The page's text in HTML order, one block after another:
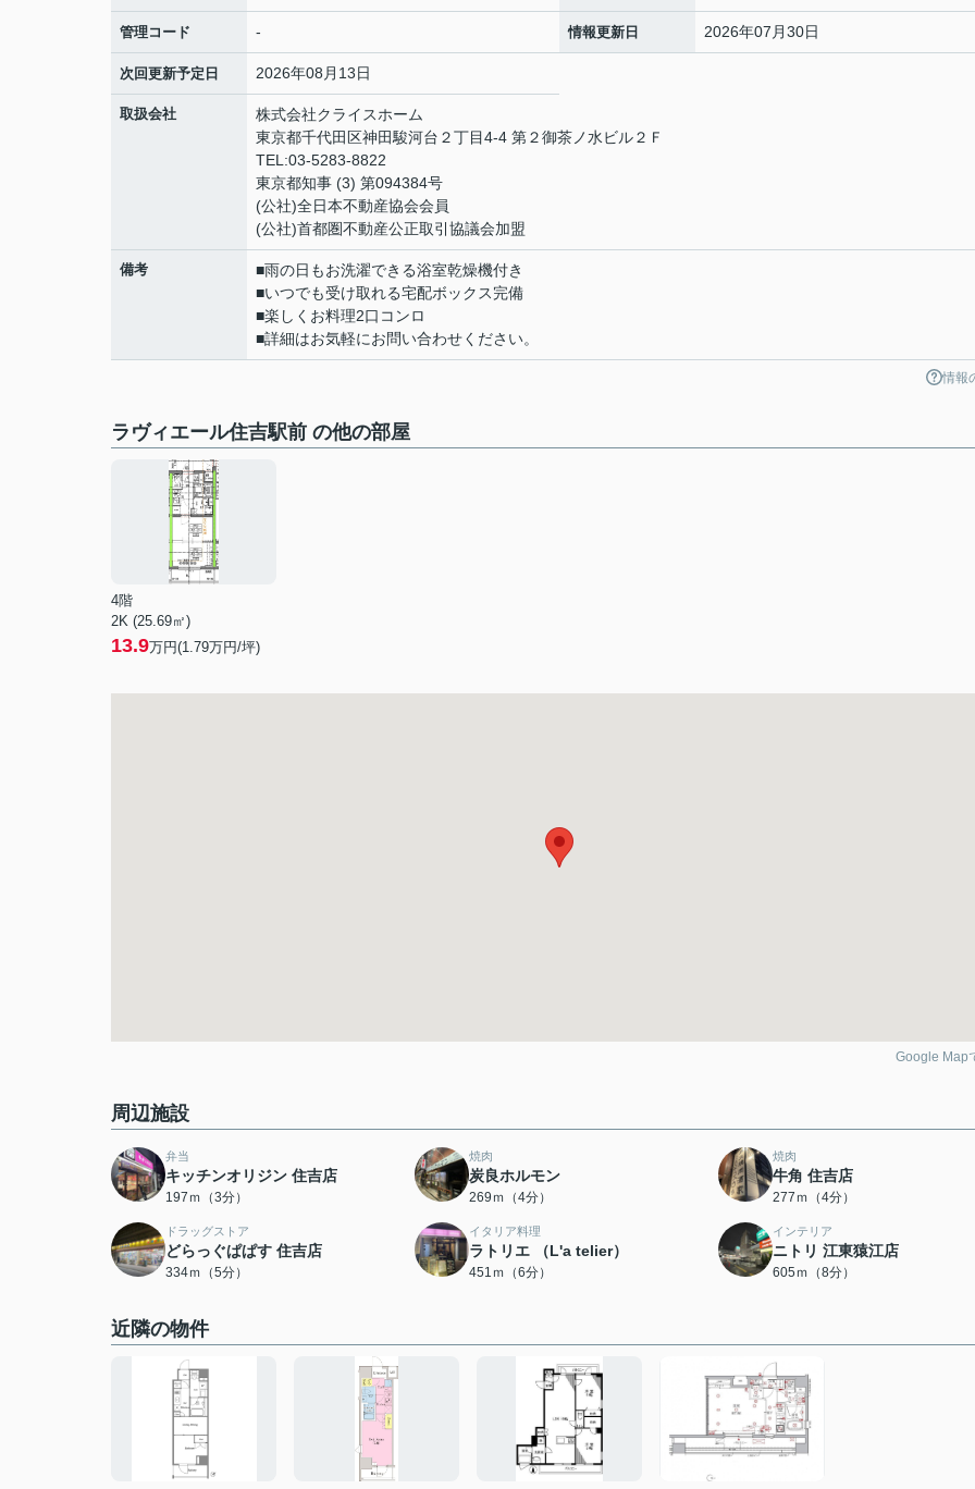
管理コード - 情報更新日 2026年07月30日
次回更新予定日 2026年08月13日
取扱会社
株式会社クライスホーム
東京都千代田区神田駿河台２丁目4-4 第２御茶ノ水ビル２Ｆ
TEL:03-5283-8822
東京都知事 (3) 第094384号
(公社)全日本不動産協会会員
(公社)首都圏不動産公正取引協議会加盟
備考
■雨の日もお洗濯できる浴室乾燥機付き
■いつでも受け取れる宅配ボックス完備
■楽しくお料理2口コンロ
■詳細はお気軽にお問い合わせください。
情報
ラヴィエール住吉駅前 の他の部屋
4階
2K (25.69㎡)
13.9万円(1.79万円/坪)
Google Map
周辺施設
弁当
キッチンオリジン 住吉店
197ｍ（3分）
焼肉
炭良ホルモン
269ｍ（4分）
焼肉
牛角 住吉店
277ｍ（4分）
ドラッグストア
どらっぐぱぱす 住吉店
334ｍ（5分）
イタリア料理
ラトリエ （L'a telier）
451ｍ（6分）
インテリア
ニトリ 江東猿江店
605ｍ（8分）
近隣の物件